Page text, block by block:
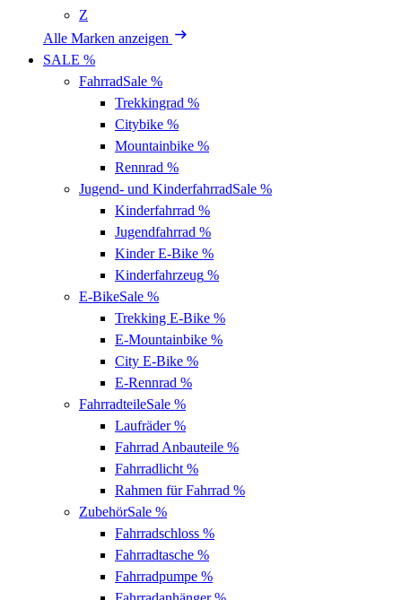
Z
Alle Marken anzeigen
SALE %
FahrradSale %
Trekkingrad %
Citybike %
Mountainbike %
Rennrad %
Jugend- und KinderfahrradSale %
Kinderfahrrad %
Jugendfahrrad %
Kinder E-Bike %
Kinderfahrzeug %
E-BikeSale %
Trekking E-Bike %
E-Mountainbike %
City E-Bike %
E-Rennrad %
FahrradteileSale %
Laufräder%
Fahrrad Anbauteile %
Fahrradlicht %
Rahmen für Fahrrad %
ZubehörSale %
Fahrradschloss %
Fahrradtasche %
Fahrradpumpe %